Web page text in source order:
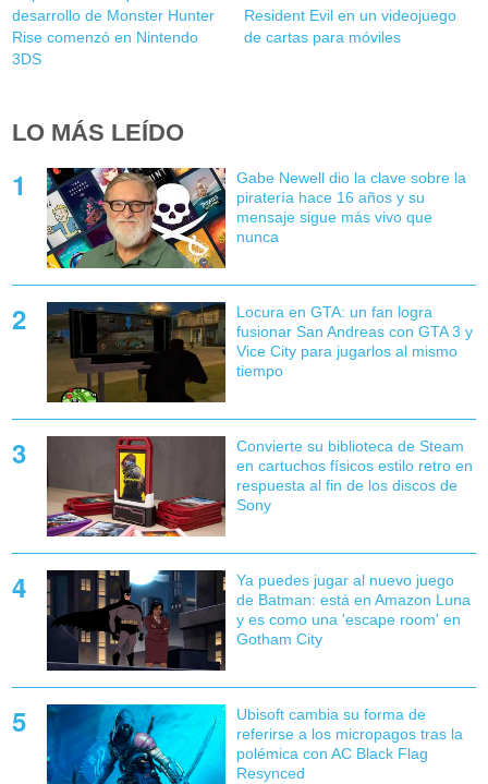
desarrollo de Monster Hunter
Rise comenzó en Nintendo
3DS
Resident Evil en un videojuego
de cartas para móviles
LO MÁS LEÍDO
Gabe Newell dio la clave sobre la
piratería hace 16 años y su
mensaje sigue más vivo que
nunca
Locura en GTA: un fan logra
fusionar San Andreas con GTA 3 y
Vice City para jugarlos al mismo
tiempo
Convierte su biblioteca de Steam
en cartuchos físicos estilo retro en
respuesta al fin de los discos de
Sony
Ya puedes jugar al nuevo juego
de Batman: está en Amazon Luna
y es como una 'escape room' en
Gotham City
Ubisoft cambia su forma de
referirse a los micropagos tras la
polémica con AC Black Flag
Resynced